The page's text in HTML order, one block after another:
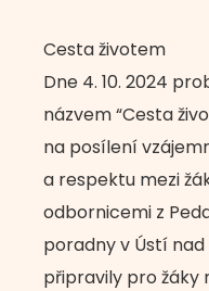
Cesta životem
Dne 4. 10. 2024
názvem “Cesta
na posílení
a respektu mezi
odbornicemi z
poradny v Ústí
připravily pro žáky